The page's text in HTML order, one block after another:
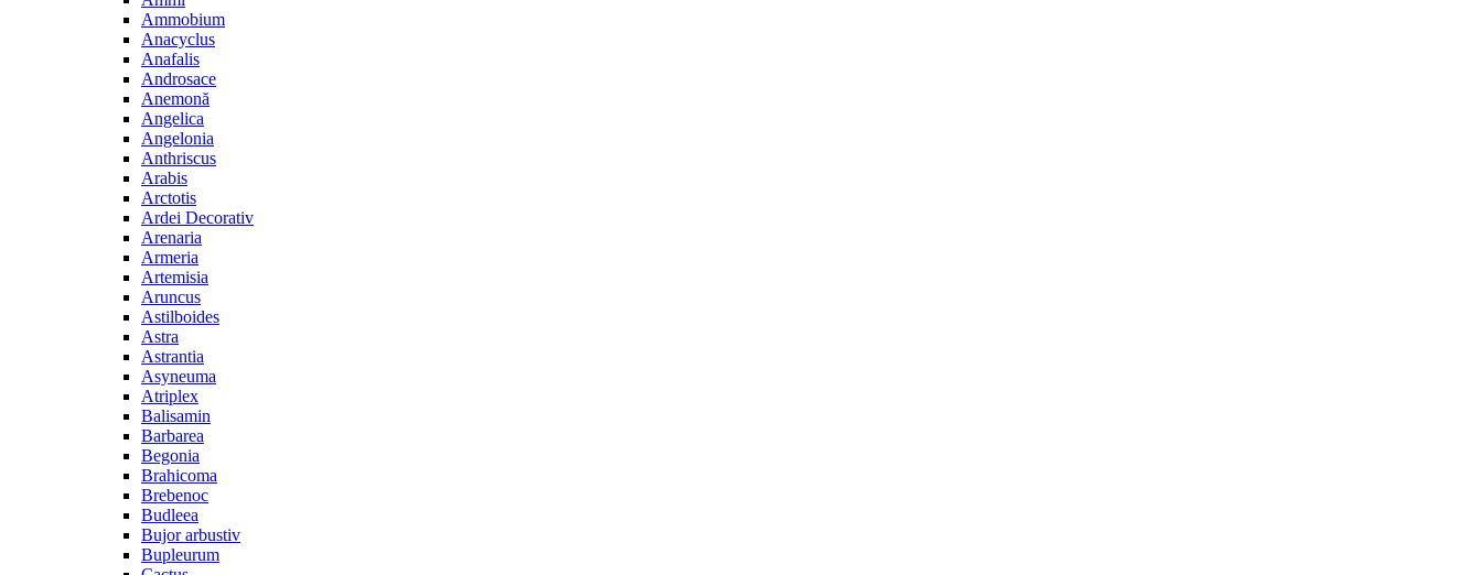
Ammobium
Anacyclus
Anafalis
Androsace
Anemonă
Angelica
Angelonia
Anthriscus
Arabis
Arctotis
Ardei Decorativ
Arenaria
Armeria
Artemisia
Aruncus
Astilboides
Astra
Astrantia
Asyneuma
Atriplex
Balisamin
Barbarea
Begonia
Brahicoma
Brebenoc
Budleea
Bujor arbustiv
Bupleurum